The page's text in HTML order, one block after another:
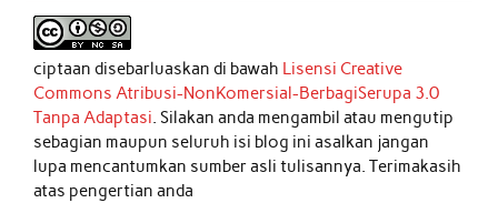
ciptaan disebarluaskan di bawah Lisensi Creative
Commons Atribusi-NonKomersial-BerbagiSerupa 3.0
Tanpa Adaptasi. Silakan anda mengambil atau mengutip
sebagian maupun seluruh isi blog ini asalkan jangan
lupa mencantumkan sumber asli tulisannya. Terimakasih
atas pengertian anda